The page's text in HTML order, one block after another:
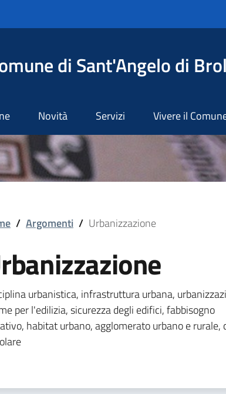
di Sant'Angelo di
Novità Servizi Vivere il
/ Argomenti / Urbanizzazione
urbanistica, infrastruttura urbana,
per l'edilizia, sicurezza degli edifici, fabbisogno
habitat urbano, agglomerato urbano e rurale,